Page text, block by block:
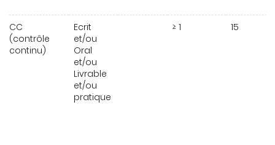
CC
(contrôle
continu)
Ecrit
et/ou
Oral
et/ou
Livrable
et/ou
pratique
≥ 1 15